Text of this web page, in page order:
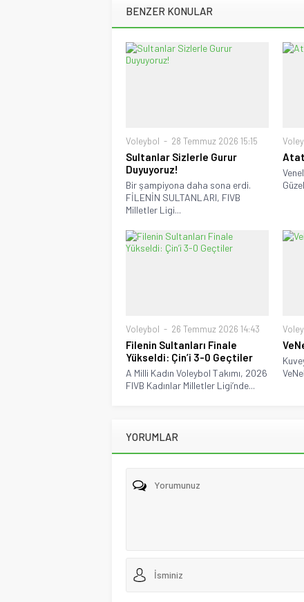
BENZER KONULAR
Voleybol 28 Temmuz 2026 15:15
Sultanlar Sizlerle Gurur
Duyuyoruz!
Bir şampiyona daha sona erdi.
FİLENİN SULTANLARI, FIVB
Milletler Ligi...
Voleybol 26 Temmuz 2026 14:43
Filenin Sultanları Finale
Yükseldi: Çin’i 3-0 Geçtiler
A Milli Kadın Voleybol Takımı, 2026
FIVB Kadınlar Milletler Ligi’nde...
YORUMLAR